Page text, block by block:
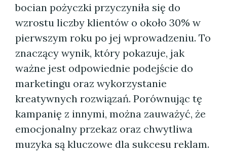
bocian pożyczki przyczyniła się do
wzrostu liczby klientów o około 30% w
pierwszym roku po jej wprowadzeniu. To
znaczący wynik, który pokazuje, jak
ważne jest odpowiednie podejście do
marketingu oraz wykorzystanie
kreatywnych rozwiązań. Porównując tę
kampanię z innymi, można zauważyć, że
emocjonalny przekaz oraz chwytliwa
muzyka są kluczowe dla sukcesu reklam.